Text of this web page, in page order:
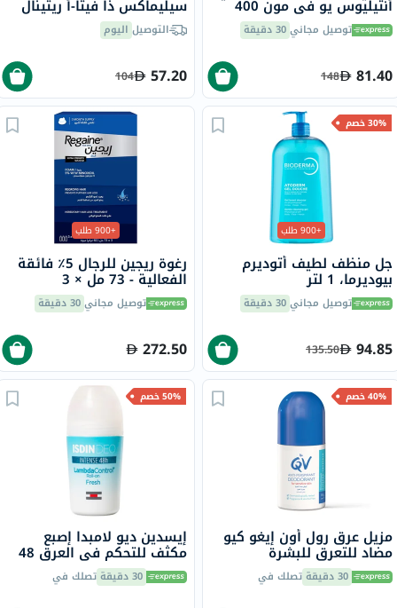
أنثيليوس يو في مون 400
لاروش بوزيه، عامل حماية
50+ - 50 مل توصيل مجاني30 دقيقة
81.40
148
سيليماكس ذا فيتا-أ ريتينال
شوت، 15 مل
التوصيل اليوم
57.20
104
30% خصم
+900 طلب
جل منظف لطيف أتوديرم
بيوديرما، 1 لتر
توصيل مجاني30 دقيقة
94.85
135.50
+900 طلب
رغوة ريجين للرجال 5٪ فائقة
الفعالية - 73 مل × 3
توصيل مجاني30 دقيقة
272.50
40% خصم
مزيل عرق رول أون إيغو كيو
مضاد للتعرق للبشرة
الحساسة، 80 جرام
30 دقيقة تصلك في
50% خصم
إيسدين ديو لامبدا إصبع
مكثف للتحكم في العرق 48
ساعة بكرة دوارة 50 مل
30 دقيقة تصلك في